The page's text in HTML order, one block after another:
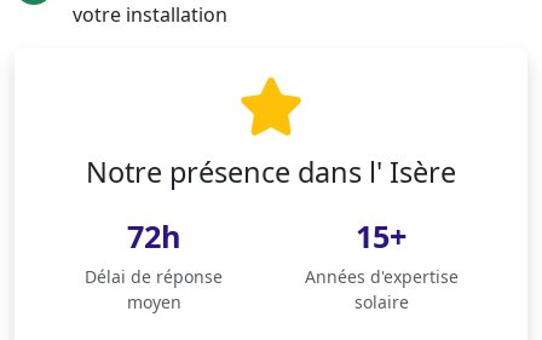
votre installation
Notre présence dans l' Isère
72h
Délai de réponse
moyen
15+
Années d'expertise
solaire